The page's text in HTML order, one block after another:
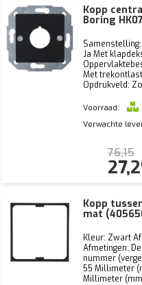
Kopp
Boring
Ja Met
Met
Opdrukveld:
Voorraad:
Verwachte
76,15
Kopp
mat
Kleur: Zwart
Afmetingen:
nummer
55 Millimeter
Millimeter